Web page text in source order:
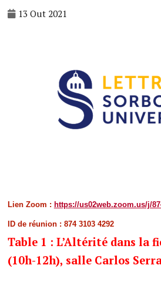
13 Out 2021
Lien Zoom : https://us02web.zoom.us/j/
ID de réunion : 874 3103 4292
Table 1 : L’Altérité dans la
(10h-12h), salle Carlos